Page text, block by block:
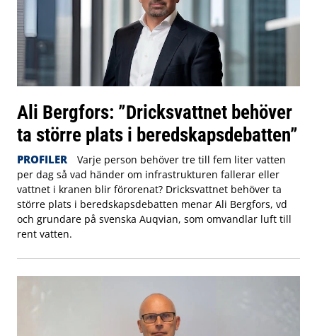
Ali Bergfors: ”Dricksvattnet behöver
ta större plats i beredskapsdebatten”
PROFILER
Varje person behöver tre till fem liter vatten
per dag så vad händer om infrastrukturen fallerar eller
vattnet i kranen blir förorenat? Dricksvattnet behöver ta
större plats i beredskapsdebatten menar Ali Bergfors, vd
och grundare på svenska Auqvian, som omvandlar luft till
rent vatten.